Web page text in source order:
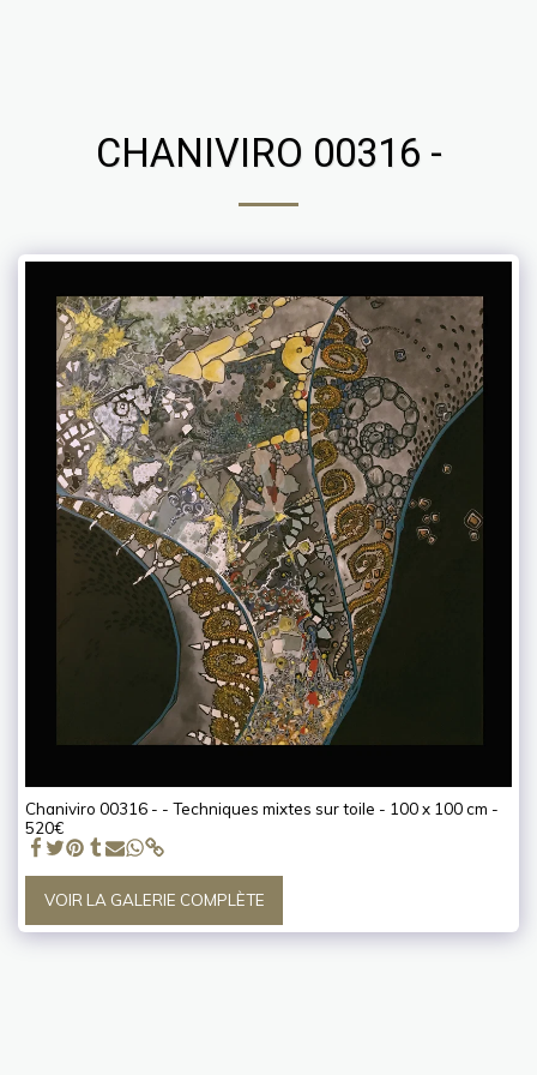
CHANIVIRO 00316 -
Chaniviro 00316 - - Techniques mixtes sur toile - 100 x 100 cm -
520€
VOIR LA GALERIE COMPLÈTE